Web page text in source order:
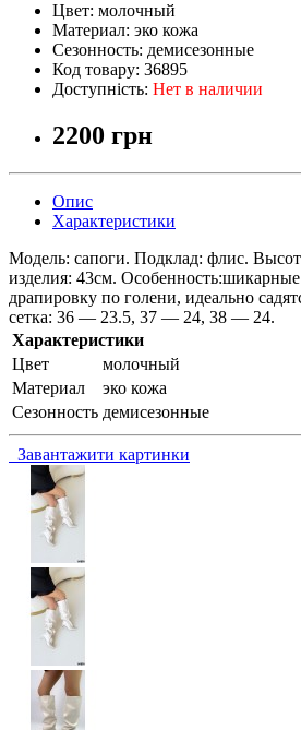
Цвет: молочный
Материал: эко кожа
Сезонность: демисезонные
Код товару: 36895
Доступність: Нет в наличии
2200 грн
Опис
Характеристики
Модель: сапоги. Подклад: флис.
изделия: 43см.
драпировку по голени, идеально
сетка: 36 — 23.5, 37 — 24, 38 — 24.
Характеристики
Цвет
молочный
Материал
эко кожа
Сезонность демисезонные
Завантажити картинки